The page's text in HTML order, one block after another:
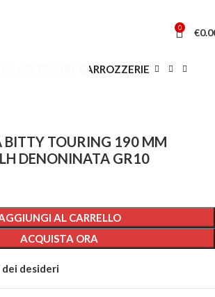
0 €
CARROZZERIE
BITTY TOURING 190 MM
DENONINATA GR10
AL CARRELLO
ACQUISTA ORA
desideri